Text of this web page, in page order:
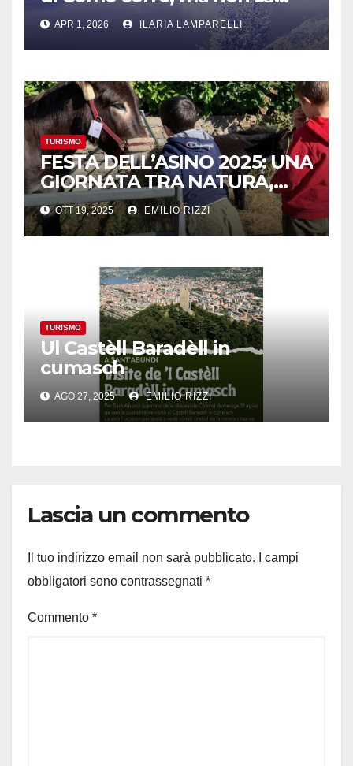
dove
APR 1, 2026 ILARIA LAMPARELLI
TURISMO
FESTA DELL’ASINO 2025: UNA
GIORNATA TRA NATURA,
TRADIZIONI E ALLEGRIA!
OTT 19, 2025 EMILIO RIZZI
TURISMO
Ul Castèll Baradèll in
cumasch
AGO 27, 2025 EMILIO RIZZI
Lascia un commento
Il tuo indirizzo email non sarà pubblicato.
I campi
obbligatori sono contrassegnati *
Commento *